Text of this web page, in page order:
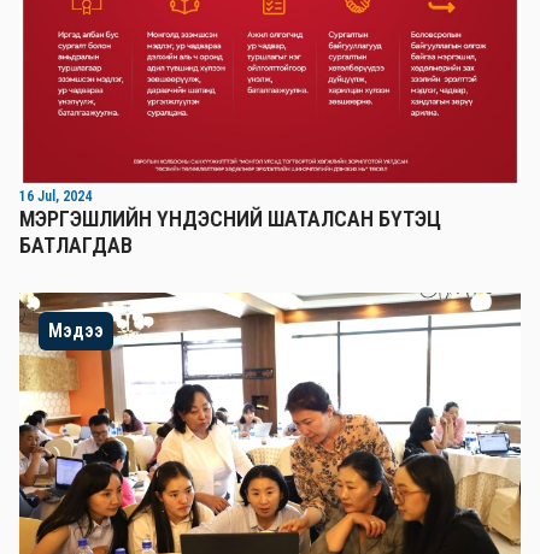
16 Jul, 2024
МЭРГЭШЛИЙН ҮНДЭСНИЙ ШАТАЛСАН БҮТЭЦ
БАТЛАГДАВ
Мэдээ